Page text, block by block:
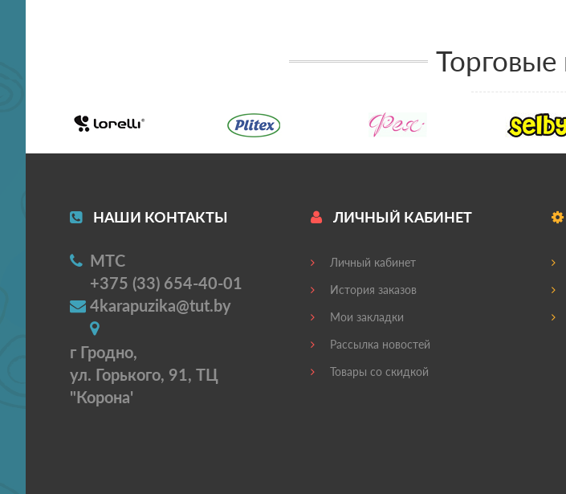
НАШИ КОНТАКТЫ
МТС
+375 (33) 654-40-01
4karapuzika@tut.by
г Гродно,
ул. Горького, 91, ТЦ
"Корона'
ЛИЧНЫЙ КАБИНЕТ
Личный кабинет
История заказов
Мои закладки
Рассылка новостей
Товары со скидкой